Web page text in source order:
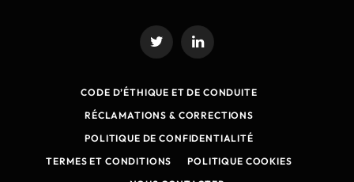
Twitter LinkedIn
CODE D’ÉTHIQUE ET DE CONDUITE
RÉCLAMATIONS & CORRECTIONS
POLITIQUE DE CONFIDENTIALITÉ
TERMES ET CONDITIONS
POLITIQUE COOKIES